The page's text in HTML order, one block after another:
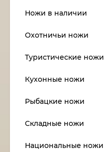
Ножи в наличии
Охотничьи ножи
Туристические ножи
Кухонные ножи
Рыбацкие ножи
Складные ножи
Национальные ножи